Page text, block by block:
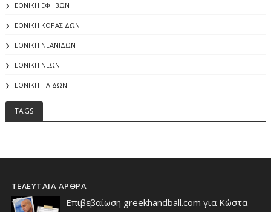
ΕΘΝΙΚΗ ΕΦΗΒΩΝ
ΕΘΝΙΚΗ ΚΟΡΑΣΙΔΩΝ
ΕΘΝΙΚΗ ΝΕΑΝΙΔΩΝ
ΕΘΝΙΚΗ ΝΕΩΝ
ΕΘΝΙΚΗ ΠΑΙΔΩΝ
TAGS
ΤΕΛΕΥΤΑΙΑ ΑΡΘΡΑ
Επιβεβαίωση greekhandball.com για Κώστα